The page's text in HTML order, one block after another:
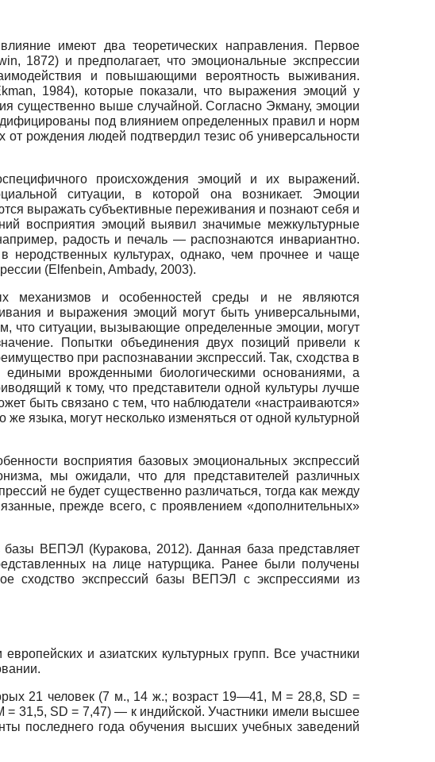
имеют два теоретических направления. Первое
1872) и предполагает, что эмоциональные экспрессии
и повышающими вероятность выживания.
1984), которые показали, что выражения эмоций у
существенно выше случайной. Согласно Экману, эмоции
под влиянием определенных правил и норм
рождения людей подтвердил тезис об универсальности
происхождения эмоций и их выражений.
ситуации, в которой она возникает. Эмоции
выражать субъективные переживания и познают себя и
восприятия эмоций выявил значимые межкультурные
радость и печаль — распознаются инвариантно.
культурах, однако, чем прочнее и чаще
(Elfenbein, Ambady, 2003).
механизмов и особенностей среды и не являются
и выражения эмоций могут быть универсальными,
что ситуации, вызывающие определенные эмоции, могут
Попытки объединения двух позиций привели к
при распознавании экспрессий. Так, сходства в
врожденными биологическими основаниями, а
к тому, что представители одной культуры лучше
быть связано с тем, что наблюдатели «настраиваются»
языка, могут несколько изменяться от одной культурной
восприятия базовых эмоциональных экспрессий
мы ожидали, что для представителей различных
не будет существенно различаться, тогда как между
прежде всего, с проявлением «дополнительных»
базы ВЕПЭЛ (Куракова, 2012). Данная база представляет
на лице натурщика. Ранее были получены
сходство экспрессий базы ВЕПЭЛ с экспрессиями из
и азиатских культурных групп. Все участники
21 человек (7 м., 14 ж.; возраст 19—41, M = 28,8, SD =
= 31,5, SD = 7,47) — к индийской. Участники имели высшее
последнего года обучения высших учебных заведений